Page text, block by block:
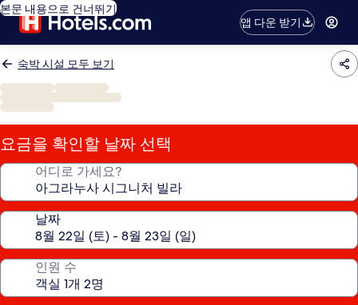
본문 내용으로 건너뛰기
앱 다운 받기
숙박 시설 모두 보기
요금을 확인할 날짜 선택
어디로 가세요?
날짜
인원 수